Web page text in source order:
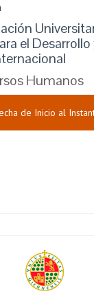
el Desarrollo
Humanos
de Inicio al